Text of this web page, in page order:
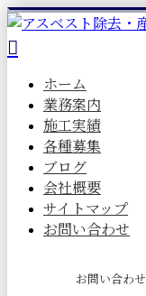
ホーム
業務案内
施工実績
各種募集
ブログ
会社概要
サイトマップ
お問い合わせ
お問い合わせ